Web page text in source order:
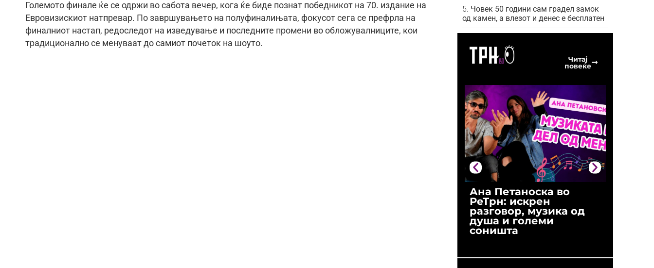
Големото финале ќе се одржи во сабота вечер, кога ќе биде познат победникот на 70. издание на
Евровизискиот натпревар. По завршувањето на полуфиналињата, фокусот сега се префрла на
финалниот настап, редоследот на изведување и последните промени во обложувалниците, кои
традиционално се менуваат до самиот почеток на шоуто.
Човек 50 години сам градел замок
од камен, а влезот и денес е бесплатен
Читај
повеќе
Ана Петаноска во
РеТрн: искрен
разговор, музика од
душа и големи
соништа